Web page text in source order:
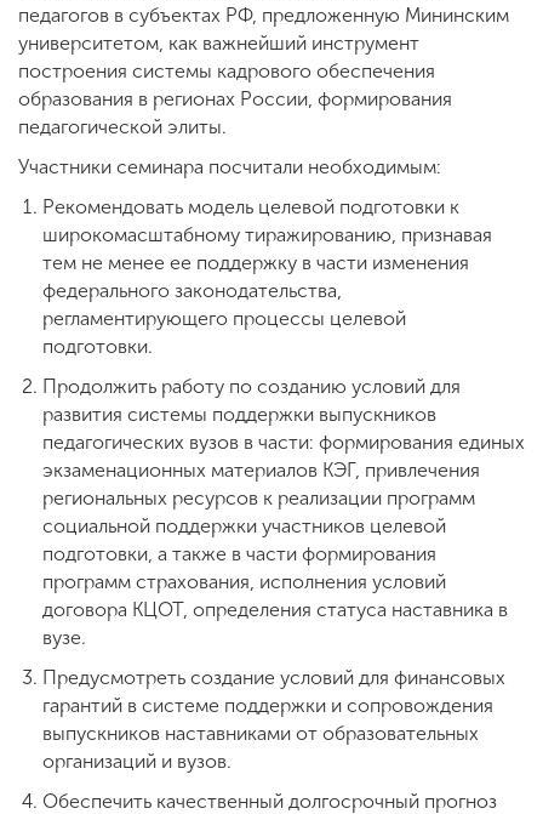
педагогов в субъектах РФ, предложенную Мининским
университетом, как важнейший инструмент
построения системы кадрового обеспечения
образования в регионах России, формирования
педагогической элиты.
Участники семинара посчитали необходимым:
Рекомендовать модель целевой подготовки к
широкомасштабному тиражированию, признавая
тем не менее ее поддержку в части изменения
федерального законодательства,
регламентирующего процессы целевой
подготовки.
Продолжить работу по созданию условий для
развития системы поддержки выпускников
педагогических вузов в части: формирования единых
экзаменационных материалов КЭГ, привлечения
региональных ресурсов к реализации программ
социальной поддержки участников целевой
подготовки, а также в части формирования
программ страхования, исполнения условий
договора КЦОТ, определения статуса наставника в
вузе.
Предусмотреть создание условий для финансовых
гарантий в системе поддержки и сопровождения
выпускников наставниками от образовательных
организаций и вузов.
Обеспечить качественный долгосрочный прогноз